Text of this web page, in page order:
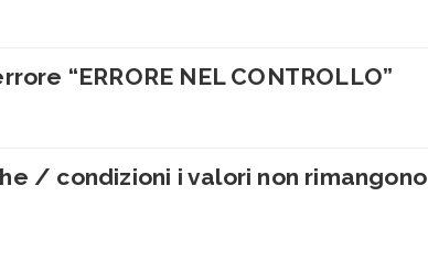
“ERRORE NEL CONTROLLO”
/ condizioni i valori non rimangono